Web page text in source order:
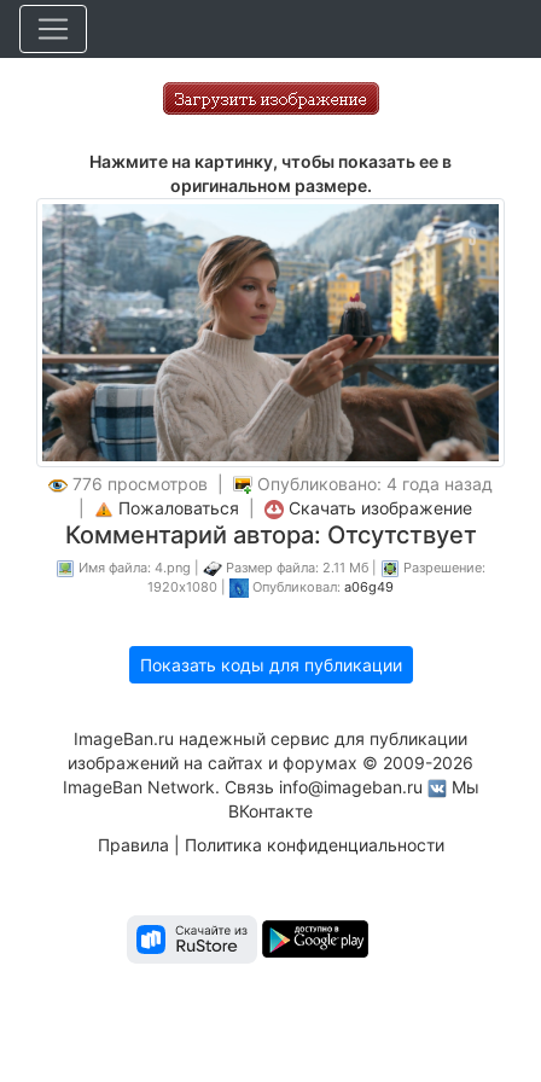
Нажмите на картинку, чтобы показать ее в
оригинальном размере.
776 просмотров |
Опубликовано: 4 года назад
Пожаловаться Скачать изображение
Комментарий автора: Отсутствует
Имя файла: 4.png | Размер файла: 2.11 Мб |
Разрешение:
1920x1080 |
Опубликовал: a06g49
Показать коды для публикации
ImageBan.ru надежный сервис для публикации
изображений на сайтах и форумах © 2009-2026
ImageBan Network. Связь info@imageban.ru
Мы
ВКонтакте
Правила
Политика конфиденциальности